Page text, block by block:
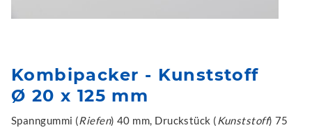
Kombipacker - Kunststoff
Ø 20 x 125 mm
Spanngummi (Riefen) 40 mm, Druckstück (Kunststoff) 75